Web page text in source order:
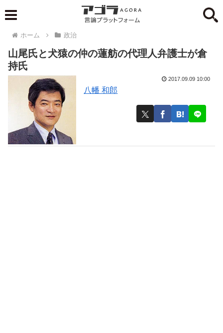
ホーム 政治
山尾氏と犬猿の仲の蓮舫の代理人弁護士が倉
持氏
八幡 和郎
2017.09.09 10:00